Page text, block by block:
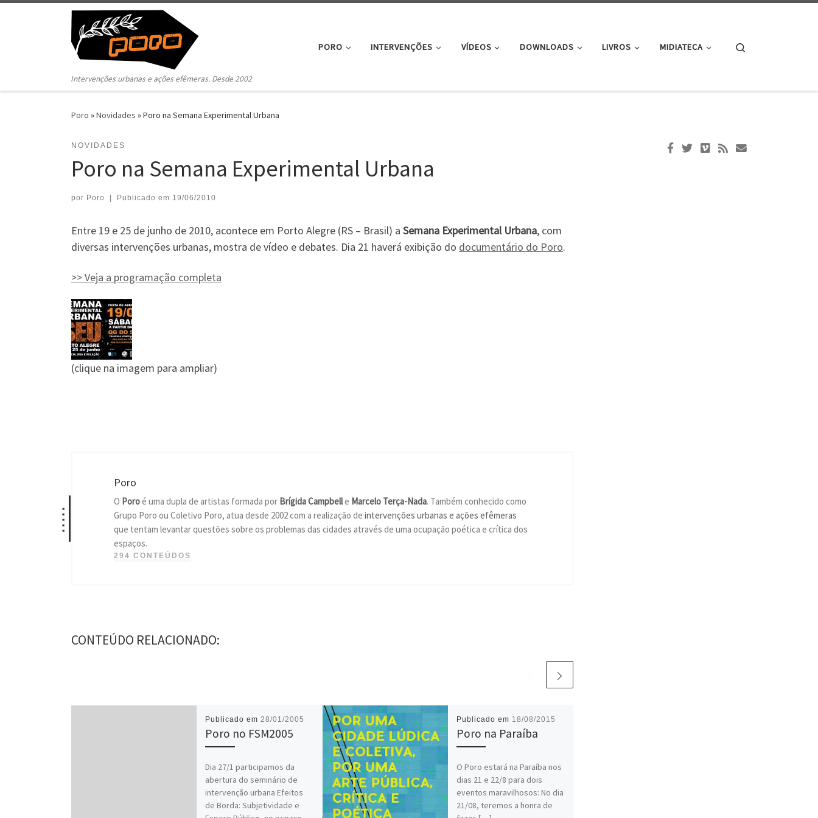
Pular para o conteúdo
Intervenções urbanas e ações efêmeras. Desde 2002
PORO INTERVENÇÕES VÍDEOS DOWNLOADS LIVROS MIDIATECA
Poro »Novidades »Poro na Semana Experimental Urbana
NOVIDADES
Poro na Semana Experimental Urbana
por Poro Publicado em 19/06/2010
Entre 19 e 25 de junho de 2010, acontece em Porto Alegre (RS – Brasil) a Semana Experimental Urbana, com
diversas intervenções urbanas, mostra de vídeo e debates. Dia 21 haverá exibição do documentário do Poro.
>> Veja a programação completa
(clique na imagem para ampliar)
*****
Poro
O Poroé uma dupla de artistas formada por Brígida Campbelle Marcelo Terça-Nada. Também conhecido como
Grupo Poro ou Coletivo Poro, atua desde 2002 com a realização de intervenções urbanas e ações efêmeras
que tentam levantar questões sobre os problemas das cidades através de uma ocupação poética e crítica dos
espaços.
294 CONTEÚDOS
CONTEÚDO RELACIONADO:
Publicado em28/01/2005
Poro no FSM2005
Dia 27/1 participamos da
abertura do seminário de
intervenção urbana Efeitos
de Borda: Subjetividade e
Publicado em 18/08/2015
Poro na Paraíba
O Poro estará na Paraíba nos
dias 21 e 22/8 para dois
eventos maravilhosos: No dia
21/08, teremos a honra de